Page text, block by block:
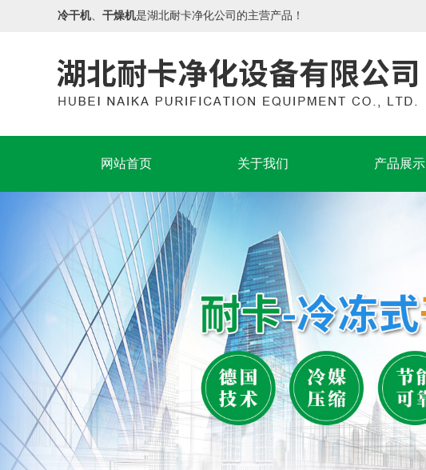
冷干机、 干燥机是湖北耐卡净化公司的主营产品！
网站首页 关于我们 产品展示